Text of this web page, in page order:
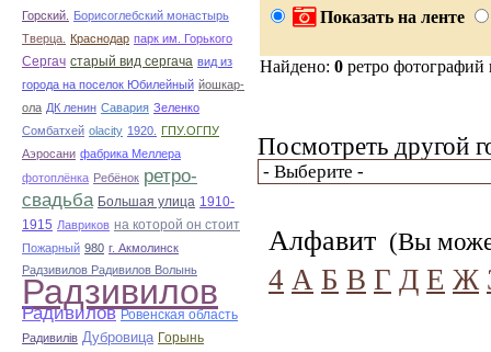
Горский.
Борисоглебский монастырь
Тверца.
Краснодар парк им. Горького
Сергач старый вид сергача вид из
города на поселок Юбилейный йошкар-
ола ДК ленин Савария Зеленко
Сомбатхей olacity 1920.
ГПУ.ОГПУ
Аэросани фабрика Меллера
фотоплёнка Ребёнок ретро-
свадьба Большая улица 1910-
1915 Лавриков на которой он стоит
Пожарный 980 г. Акмолинск
Радзивилов Радивилов Волынь
Радзивилов
Радивилов Ровенская область
Радивилiв Дубровица Горынь
Показать на ленте
Найдено: 0 ретро
Посмотреть другой
Алфавит (Вы
4 А Б В Г Д Е Ж